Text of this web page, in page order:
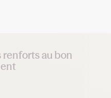
au bon